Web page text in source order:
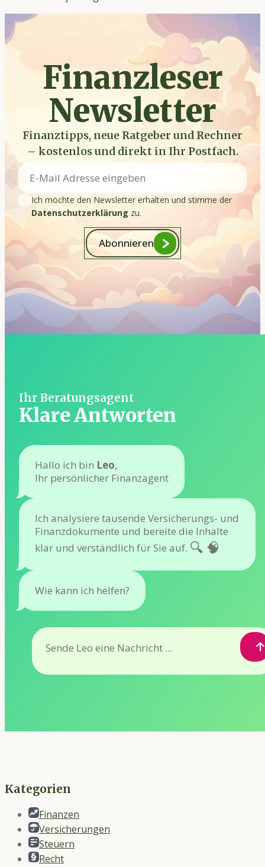
Finanzleser
Newsletter
Finanztipps, neue Ratgeber und Rechner
– kostenlos und direkt in Ihr Postfach.
Ich möchte den Newsletter erhalten und stimme der
Datenschutzerklärung zu.
Abonnieren
Ihr Beratungsagent
Klare Antworten
Hallo ich bin Leo,
Ihr persönlicher Finanzagent
Ich analysiere tausende Versicherungs- und
Finanzdokumente und bereite die Inhalte
klar und verständlich für Sie auf. 🔍🧠
Wie kann ich helfen?
Kategorien
Finanzen
Versicherungen
Steuern
Recht